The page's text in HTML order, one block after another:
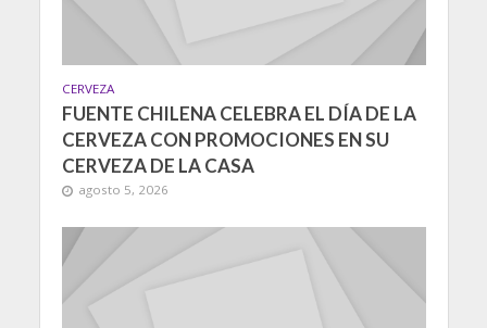
CERVEZA
FUENTE CHILENA CELEBRA EL DÍA DE LA
CERVEZA CON PROMOCIONES EN SU
CERVEZA DE LA CASA
agosto 5, 2026